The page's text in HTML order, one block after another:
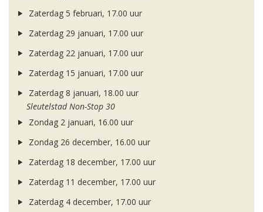
Zaterdag 5 februari, 17.00 uur
Zaterdag 29 januari, 17.00 uur
Zaterdag 22 januari, 17.00 uur
Zaterdag 15 januari, 17.00 uur
Zaterdag 8 januari, 18.00 uur
Sleutelstad Non-Stop 30
Zondag 2 januari, 16.00 uur
Zondag 26 december, 16.00 uur
Zaterdag 18 december, 17.00 uur
Zaterdag 11 december, 17.00 uur
Zaterdag 4 december, 17.00 uur